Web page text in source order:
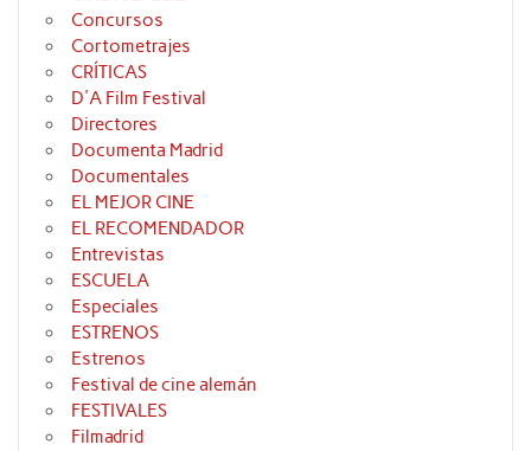
Concursos
Cortometrajes
CRÍTICAS
D'A Film Festival
Directores
Documenta Madrid
Documentales
EL MEJOR CINE
EL RECOMENDADOR
Entrevistas
ESCUELA
Especiales
ESTRENOS
Estrenos
Festival de cine alemán
FESTIVALES
Filmadrid